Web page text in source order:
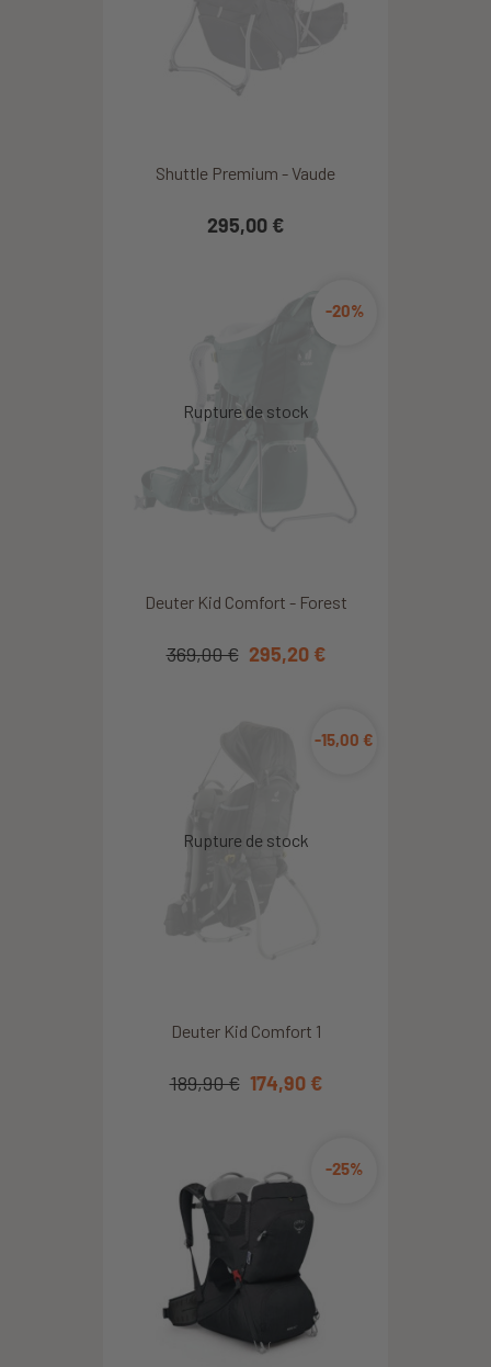
Shuttle Premium - Vaude
295,00 €
Deuter Kid Comfort - Forest
-20%
369,00 € 295,20 €
Deuter Kid Comfort 1
-15,00 €
189,90 € 174,90 €
-25%